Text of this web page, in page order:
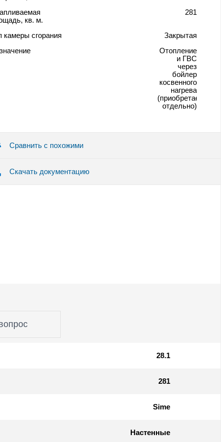
кв. м.
281
камеры сгорания
Закрытая
Отопление
и ГВС
через
бойлер
косвенного
нагрева
(приобретается
отдельно)
Сравнить с похожими
Скачать документацию
28.1
281
Sime
Настенные